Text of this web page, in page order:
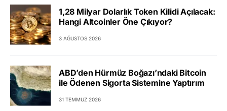
1,28 Milyar Dolarlık Token Kilidi Açılacak:
Hangi Altcoinler Öne Çıkıyor?
3 AĞUSTOS 2026
ABD’den Hürmüz Boğazı’ndaki Bitcoin
ile Ödenen Sigorta Sistemine Yaptırım
31 TEMMUZ 2026